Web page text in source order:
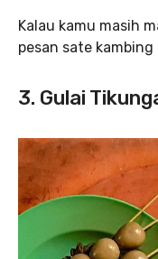
Kalau kamu masih
pesan sate kambing
3. Gulai